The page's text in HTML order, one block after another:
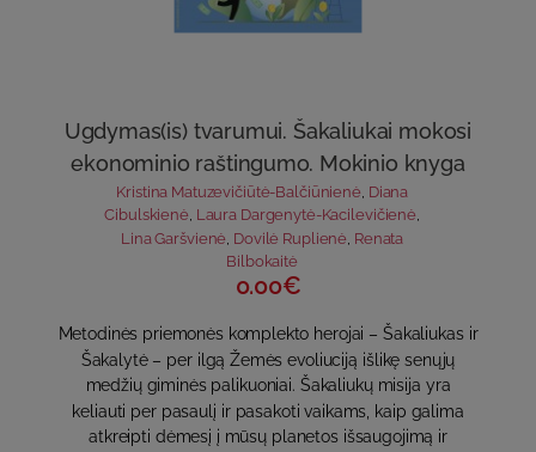
Ugdymas(is) tvarumui. Šakaliukai mokosi
ekonominio raštingumo. Mokinio knyga
Kristina Matuzevičiūtė-Balčiūnienė Diana
Cibulskienė, Laura Dargenytė-Kacilevičienė,
Lina Garšvienė Dovilė Ruplienė Renata
Bilbokaitė
0.00€
Metodinės priemonės komplekto herojai – Šakaliukas ir
Šakalytė – per ilgą Žemės evoliuciją išlikę senųjų
medžių giminės palikuoniai. Šakaliukų misija yra
keliauti per pasaulį ir pasakoti vaikams, kaip galima
atkreipti dėmesį į mūsų planetos išsaugojimą ir